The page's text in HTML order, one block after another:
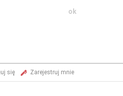
ok
się Zarejestruj mnie